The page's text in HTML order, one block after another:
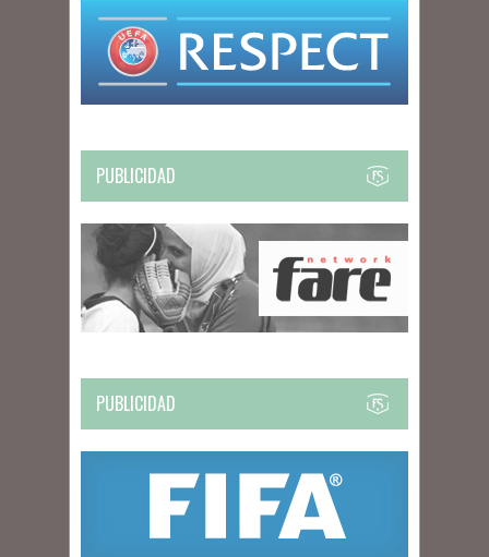
PUBLICIDAD
PUBLICIDAD